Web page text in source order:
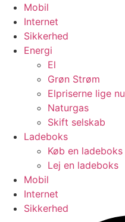
Mobil
Internet
Sikkerhed
Energi
El
Grøn Strøm
Elpriserne lige nu
Naturgas
Skift selskab
Ladeboks
Køb en ladeboks
Lej en ladeboks
Mobil
Internet
Sikkerhed